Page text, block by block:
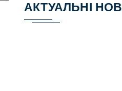
АКТУАЛЬНІ